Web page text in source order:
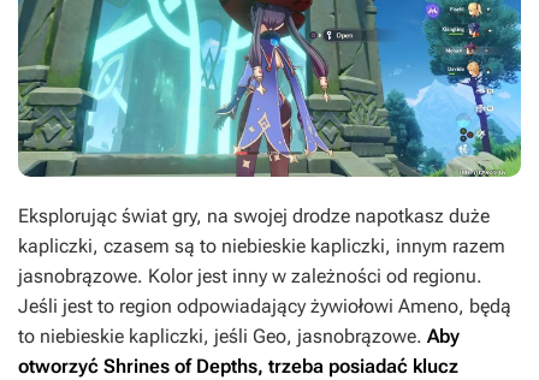
Eksplorując świat gry, na swojej drodze napotkasz duże
kapliczki, czasem są to niebieskie kapliczki, innym razem
jasnobrązowe. Kolor jest inny w zależności od regionu.
Jeśli jest to region odpowiadający żywiołowi Ameno, będą
to niebieskie kapliczki, jeśli Geo, jasnobrązowe. Aby
otworzyć Shrines of Depths, trzeba posiadać klucz